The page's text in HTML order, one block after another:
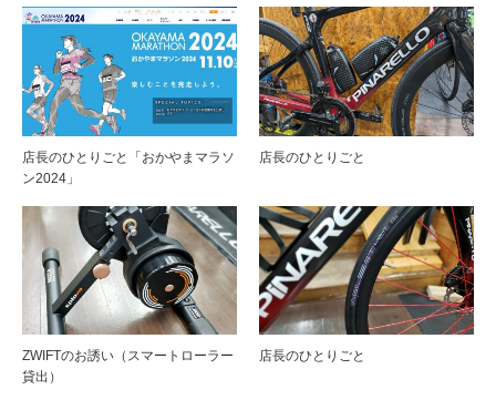
店長のひとりごと「おかやまマラソ
ン2024」
店長のひとりごと
ZWIFTのお誘い（スマートローラー
貸出）
店長のひとりごと